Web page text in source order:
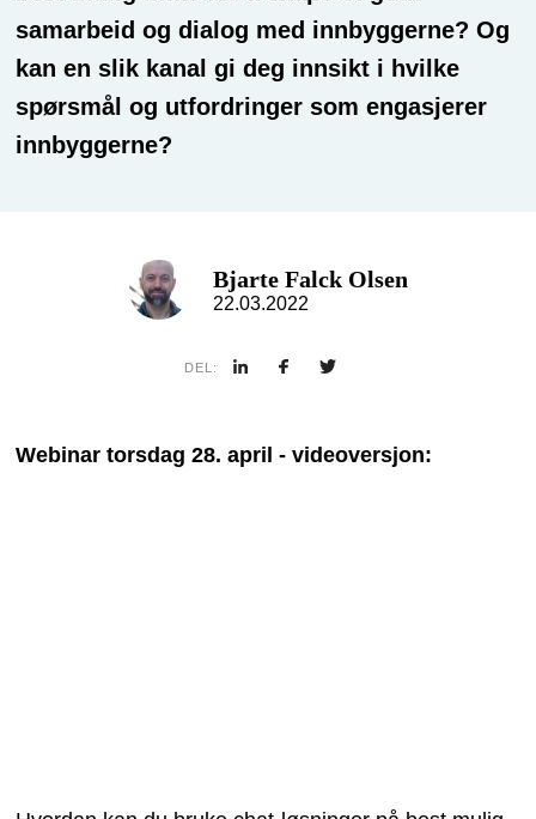
samarbeid og dialog med innbyggerne? Og
kan en slik kanal gi deg innsikt i hvilke
spørsmål og utfordringer som engasjerer
innbyggerne?
Bjarte Falck Olsen
22.03.2022
DEL:
Webinar torsdag 28. april - videoversjon: